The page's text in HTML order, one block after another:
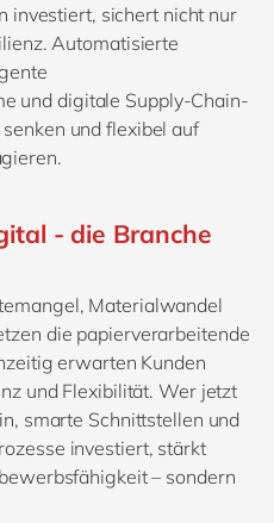
investiert, sichert nicht nur
Automatisierte
und digitale Supply-Chain-
und flexibel auf
- die Branche
Materialwandel
die papierverarbeitende
erwarten Kunden
und Flexibilität. Wer jetzt
smarte Schnittstellen und
investiert, stärkt
– sondern